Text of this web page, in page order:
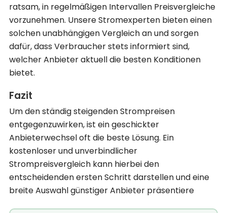
ratsam, in regelmäßigen Intervallen Preisvergleiche
vorzunehmen. Unsere Stromexperten bieten einen
solchen unabhängigen Vergleich an und sorgen
dafür, dass Verbraucher stets informiert sind,
welcher Anbieter aktuell die besten Konditionen
bietet.
Fazit
Um den ständig steigenden Strompreisen
entgegenzuwirken, ist ein geschickter
Anbieterwechsel oft die beste Lösung. Ein
kostenloser und unverbindlicher
Strompreisvergleich kann hierbei den
entscheidenden ersten Schritt darstellen und eine
breite Auswahl günstiger Anbieter präsentiere